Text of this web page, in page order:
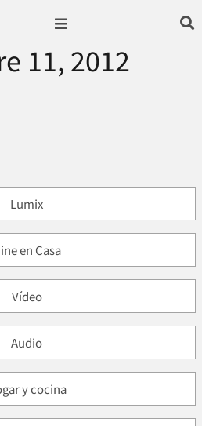
11, 2012
Lumix
en Casa
Vídeo
Audio
y cocina